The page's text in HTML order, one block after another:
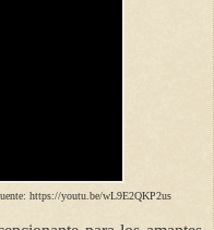
https://youtu.be/wL9E2QKP2us